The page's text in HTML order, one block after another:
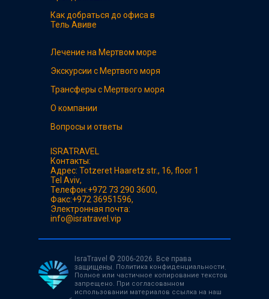
Как добраться до офиса в
Тель Авиве
Лечение на Мертвом море
Экскурсии с Мертвого моря
Трансферы с Мертвого моря
О компании
Вопросы и ответы
ISRATRAVEL
Контакты:
Адрес: Totzeret Haaretz str., 16, floor 1
Tel Aviv,
Телефон:+972 73 290 3600,
Факс:+972 36951596,
Электронная почта:
info@isratravel.vip
IsraTravel © 2006-2026. Все права
защищены. Политика конфиденциальности.
Полное или частичное копирование текстов
запрещено. При согласованном
использовании материалов ссылка на наш